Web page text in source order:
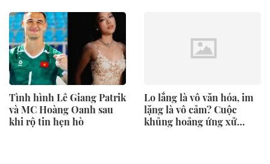
Tình hình Lê Giang Patrik
và MC Hoàng Oanh sau
khi rộ tin hẹn hò
Lo lắng là vô văn hóa, im
lặng là vô cảm? Cuộc
khủng hoảng ứng xử